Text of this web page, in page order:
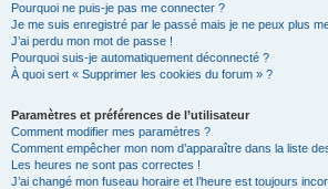
Pourquoi ne puis-je pas me connecter ?
Je me suis enregistré par le passé mais je ne peux plus
J’ai perdu mon mot de passe !
Pourquoi suis-je automatiquement déconnecté ?
À quoi sert « Supprimer les cookies du forum » ?
Paramètres et préférences de l’utilisateur
Comment modifier mes paramètres ?
Comment empêcher mon nom d’apparaître dans la liste
Les heures ne sont pas correctes !
J’ai changé mon fuseau horaire et l’heure est toujours